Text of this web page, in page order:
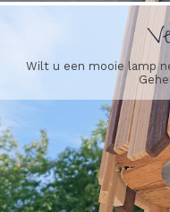
Wilt u een mooie lamp